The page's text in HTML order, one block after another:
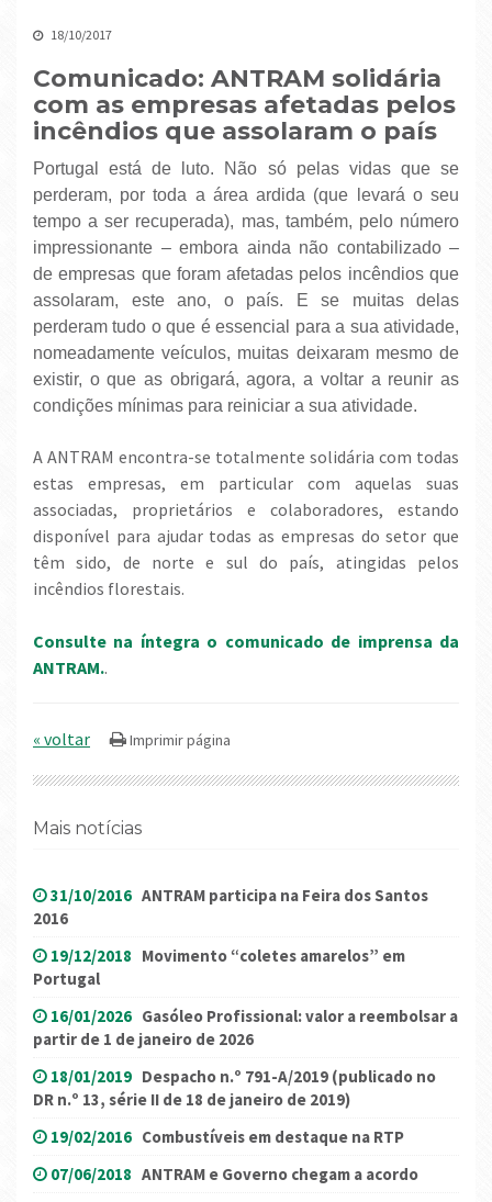
18/10/2017
Comunicado: ANTRAM solidária
com as empresas afetadas pelos
incêndios que assolaram o país
Portugal está de luto. Não só pelas vidas que se
perderam, por toda a área ardida (que levará o seu
tempo a ser recuperada), mas, também, pelo número
impressionante – embora ainda não contabilizado –
de empresas que foram afetadas pelos incêndios que
assolaram, este ano, o país. E se muitas delas
perderam tudo o que é essencial para a sua atividade,
nomeadamente veículos, muitas deixaram mesmo de
existir, o que as obrigará, agora, a voltar a reunir as
condições mínimas para reiniciar a sua atividade.
A ANTRAM encontra-se totalmente solidária com todas
estas empresas, em particular com aquelas suas
associadas, proprietários e colaboradores, estando
disponível para ajudar todas as empresas do setor que
têm sido, de norte e sul do país, atingidas pelos
incêndios florestais.
Consulte na íntegra o comunicado de imprensa da
ANTRAM..
« voltar
Mais notícias
31/10/2016 ANTRAM participa na Feira dos Santos
2016
19/12/2018 Movimento “coletes amarelos” em
Portugal
16/01/2026 Gasóleo Profissional: valor a reembolsar a
partir de 1 de janeiro de 2026
18/01/2019 Despacho n.º 791-A/2019 (publicado no
DR n.º 13, série II de 18 de janeiro de 2019)
19/02/2016 Combustíveis em destaque na RTP
07/06/2018 ANTRAM e Governo chegam a acordo